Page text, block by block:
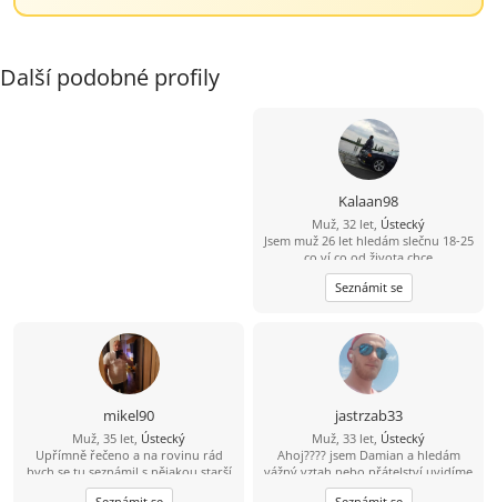
Další podobné profily
Kalaan98
Muž, 32 let, Ústecký
Jsem muž 26 let hledám slečnu 18-25
co ví co od života chce
Seznámit se
mikel90
Muž, 35 let, Ústecký
Upřímně řečeno a na rovinu rád
bych se tu seznámil s nějakou starší
ženou která by měla zájem o někoho
jastrzab33
Muž, 33 let, Ústecký
Ahoj???? jsem Damian a hledám
vážný vztah nebo přátelství uvidíme
k čemu nás to doprovodí ???? jsem